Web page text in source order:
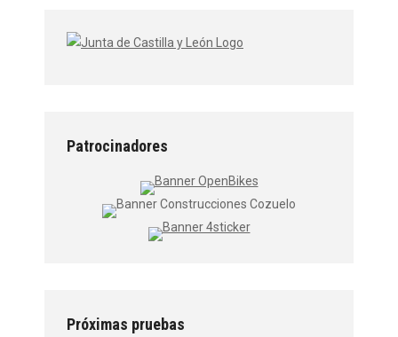
Patrocinadores
Próximas pruebas